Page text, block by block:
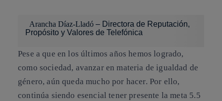
Arancha Díaz-Lladó – Directora de Reputación,
Propósito y Valores de Telefónica
Pese a que en los últimos años hemos logrado,
como sociedad, avanzar en materia de igualdad de
género, aún queda mucho por hacer. Por ello,
continúa siendo esencial tener presente la meta 5.5